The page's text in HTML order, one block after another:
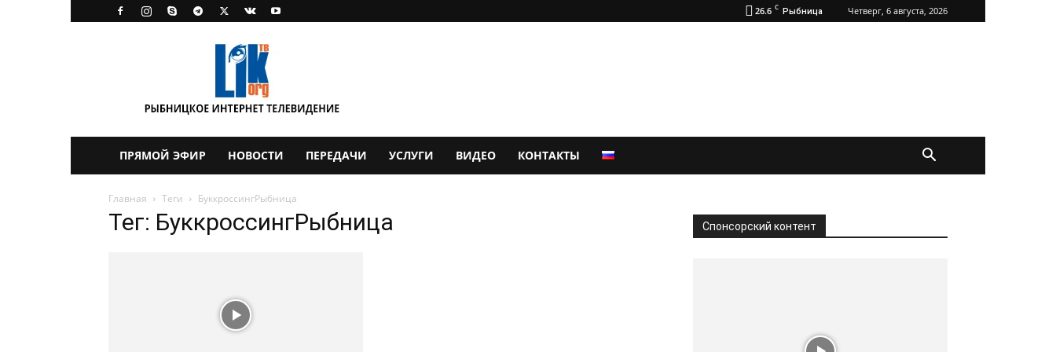
26.6 C Рыбница Четверг, 6 августа, 2026
ПРЯМОЙ ЭФИР НОВОСТИ ПЕРЕДАЧИ УСЛУГИ ВИДЕО КОНТАКТЫ
Главная Теги БуккроссингРыбница
Тег: БуккроссингРыбница Спонсорский контент